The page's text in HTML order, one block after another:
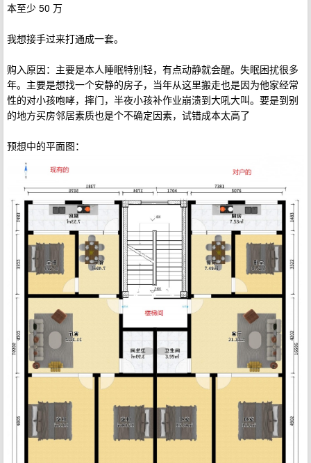
本至少 50 万
我想接手过来打通成一套。
购入原因：主要是本人睡眠特别轻，有点动静就会醒。失眠困扰很多
年。主要是想找一个安静的房子，当年从这里搬走也是因为他家经常
性的对小孩咆哮，摔门，半夜小孩补作业崩溃到大吼大叫。要是到别
的地方买房邻居素质也是个不确定因素，试错成本太高了
预想中的平面图：